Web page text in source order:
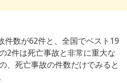
件数が62件と、全国でベスト19
2件は死亡事故と非常に重大な
、死亡事故の件数だけでみると